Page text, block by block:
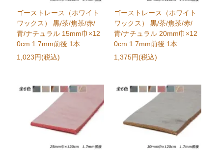
ゴーストレース（ホワイト
ワックス） 黒/茶/焦茶/赤/
青/ナチュラル 15mm巾×12
0cm 1.7mm前後 1本
1,023円(税込)
ゴーストレース（ホワイト
ワックス） 黒/茶/焦茶/赤/
青/ナチュラル 20mm巾×12
0cm 1.7mm前後 1本
1,375円(税込)